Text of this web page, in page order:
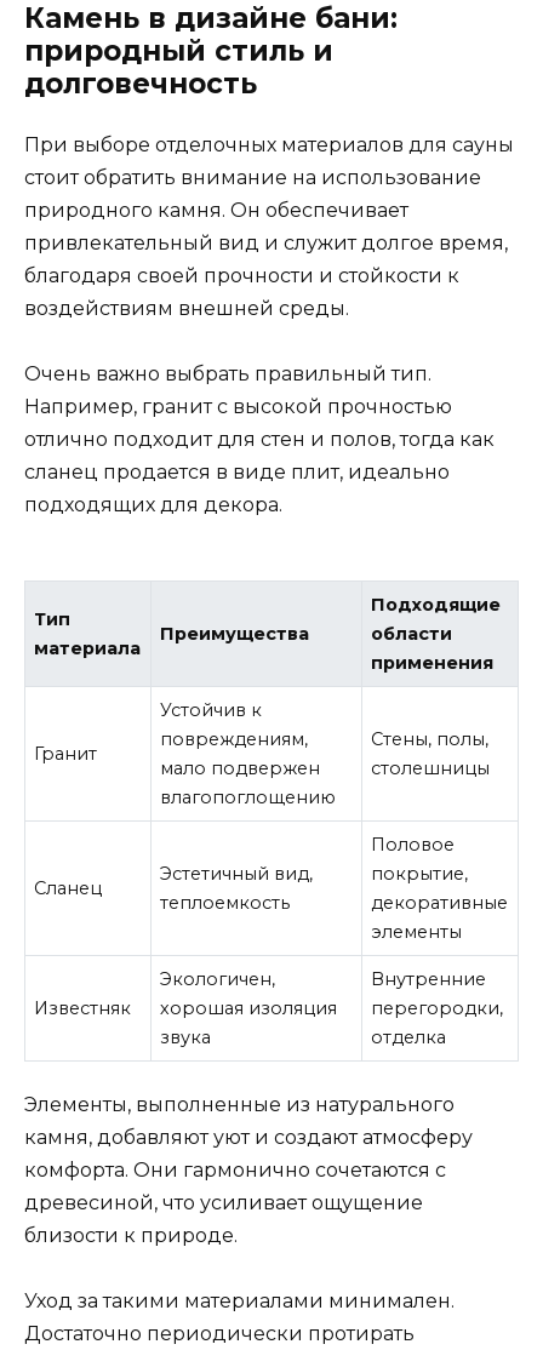
Камень в дизайне бани:
природный стиль и
долговечность
При выборе отделочных материалов для сауны
стоит обратить внимание на использование
природного камня. Он обеспечивает
привлекательный вид и служит долгое время,
благодаря своей прочности и стойкости к
воздействиям внешней среды.
Очень важно выбрать правильный тип.
Например, гранит с высокой прочностью
отлично подходит для стен и полов, тогда как
сланец продается в виде плит, идеально
подходящих для декора.
Тип
материала
Преимущества
Подходящие
области
применения
Гранит
Устойчив к
повреждениям,
мало подвержен
влагопоглощению
Стены, полы,
столешницы
Сланец
Эстетичный вид,
теплоемкость
Половое
покрытие,
декоративные
элементы
Известняк
Экологичен,
хорошая изоляция
звука
Внутренние
перегородки,
отделка
Элементы, выполненные из натурального
камня, добавляют уют и создают атмосферу
комфорта. Они гармонично сочетаются с
древесиной, что усиливает ощущение
близости к природе.
Уход за такими материалами минимален.
Достаточно периодически протирать